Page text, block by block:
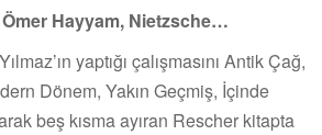
Hayyam, Nietzsche…
yaptığı çalışmasını Antik Çağ,
Dönem, Yakın Geçmiş, İçinde
beş kısma ayıran Rescher kitapta